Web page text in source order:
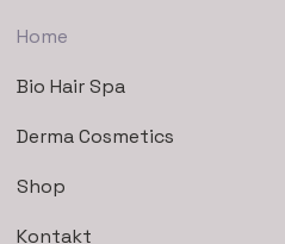
Home
Bio Hair Spa
Derma Cosmetics
Shop
Kontakt